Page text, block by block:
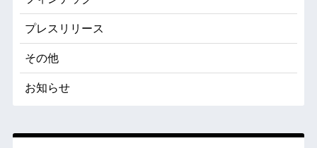
プレスリリース
その他
お知らせ